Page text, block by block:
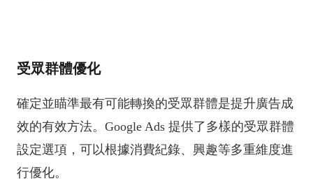
受眾群體優化
確定並瞄準最有可能轉換的受眾群體是提升廣告成
效的有效方法。Google Ads 提供了多樣的受眾群體
設定選項，可以根據消費紀錄、興趣等多重維度進
行優化。